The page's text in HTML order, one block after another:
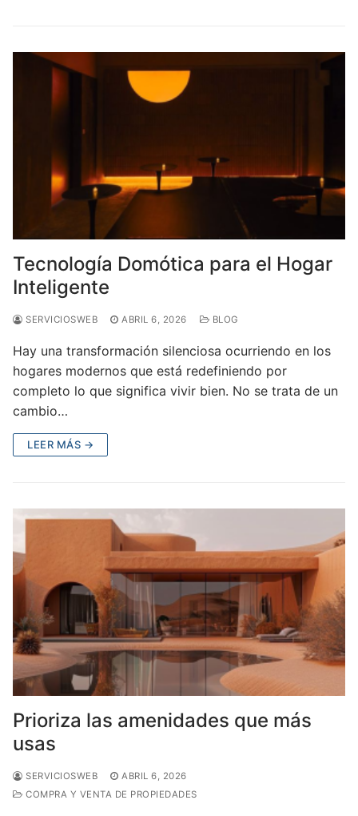
Tecnología Domótica para el Hogar
Inteligente
SERVICIOSWEB ABRIL 6, 2026 BLOG
Hay una transformación silenciosa ocurriendo en los
hogares modernos que está redefiniendo por
completo lo que significa vivir bien. No se trata de un
cambio…
LEER MÁS →
Prioriza las amenidades que más
usas
SERVICIOSWEB
ABRIL 6, 2026
COMPRA Y VENTA DE PROPIEDADES